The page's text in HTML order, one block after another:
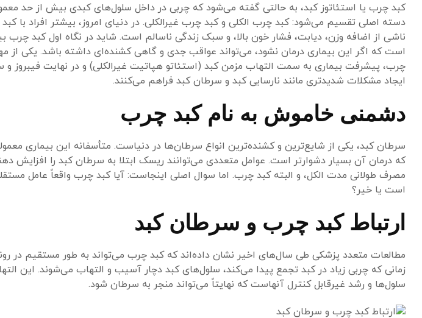
کبد چرب یا استئاتوز کبد، به حالتی گفته می‌شود که چربی در داخل سلول‌های کبدی بیش از حد
دسته اصلی تقسیم می‌شود: کبد چرب الکلی و کبد چرب غیرالکلی. در دنیای امروز، بیشتر افراد با
ناشی از اضافه وزن، دیابت، فشار خون بالا، و سبک زندگی ناسالم است. شاید در نگاه اول کبد چرب
است که اگر این بیماری درمان نشود، می‌تواند عواقب جدی و گاهی کشنده‌ای داشته باشد. یکی از
چرب، پیشرفت بیماری به سمت التهاب مزمن کبد (استئاتو هپاتیت غیرالکلی) و در نهایت فیبروز و
ایجاد مشکلات شدیدتری مانند نارسایی کبد و سرطان کبد فراهم می‌کنند.
دشمنی خاموش به نام کبد چرب
سرطان کبد، یکی از شایع‌ترین و کشنده‌ترین انواع سرطان‌ها در دنیاست. متأسفانه این بیماری
مصرف طولانی مدت الکل، و البته کبد چرب. اما سوال اصلی اینجاست: آیا کبد چرب واقعاً عامل
است یا خیر؟
ارتباط کبد چرب و سرطان کبد
مطالعات متعدد پزشکی طی سال‌های اخیر نشان داده‌اند که کبد چرب می‌تواند به طور مستقیم در
زمانی که چربی زیاد در کبد تجمع پیدا می‌کند، سلول‌های کبد دچار آسیب و التهاب می‌شوند. این
سلول‌ها و رشد غیرقابل کنترل آنهاست که نهایتاً می‌تواند منجر به سرطان شود.